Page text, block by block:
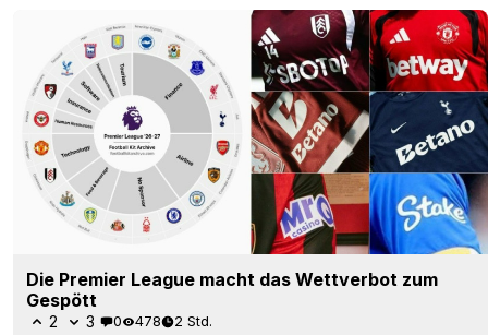
Die Premier League macht das Wettverbot zum
Gespött
2 3 0 478 2 Std.